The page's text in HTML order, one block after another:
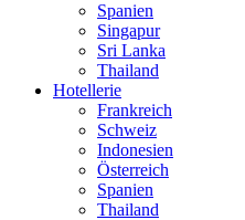
Spanien
Singapur
Sri Lanka
Thailand
Hotellerie
Frankreich
Schweiz
Indonesien
Österreich
Spanien
Thailand